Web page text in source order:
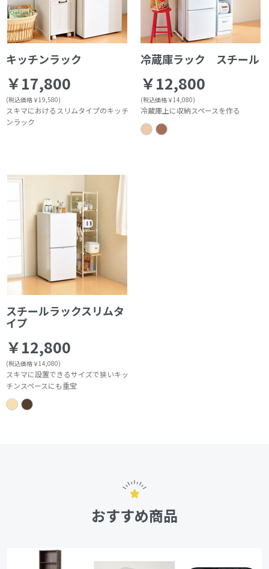
キッチンラック
￥17,800
(税込価格￥19,580)
スキマにおけるスリムタイプのキッチ
ンラック
冷蔵庫ラック スチール
￥12,800
(税込価格￥14,080)
冷蔵庫上に収納スペースを作る
スチールラックスリムタ
イプ
￥12,800
(税込価格￥14,080)
スキマに設置できるサイズで狭いキッ
チンスペースにも重宝
おすすめ商品